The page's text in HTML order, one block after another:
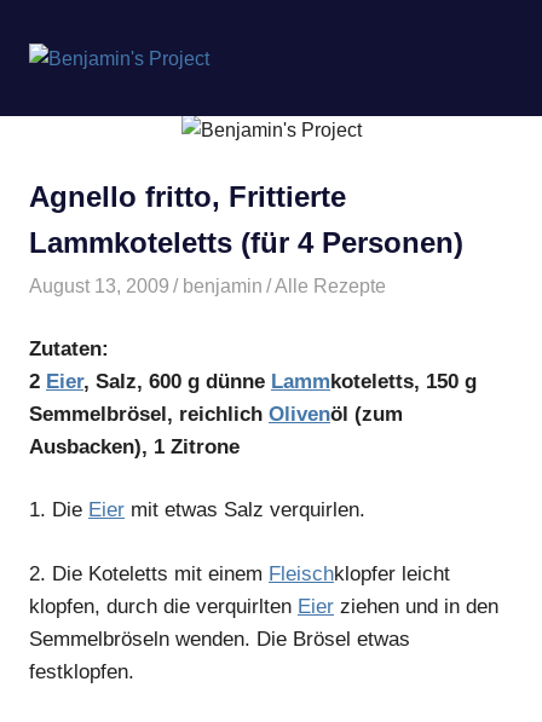
springen
Project
Agnello fritto, Frittierte
Lammkoteletts (für 4 Personen)
August 13, 2009 benjamin Alle Rezepte
Zutaten:
2 Eier, Salz, 600 g dünne Lammkoteletts, 150 g
Semmelbrösel, reichlich Olivenöl (zum
Ausbacken), 1 Zitrone
1. Die Eier mit etwas Salz verquirlen.
2. Die Koteletts mit einem Fleischklopfer leicht
klopfen, durch die verquirlten Eier ziehen und in den
Semmelbröseln wenden. Die Brösel etwas
festklopfen.